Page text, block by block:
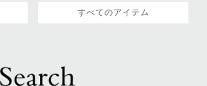
すべてのアイテム